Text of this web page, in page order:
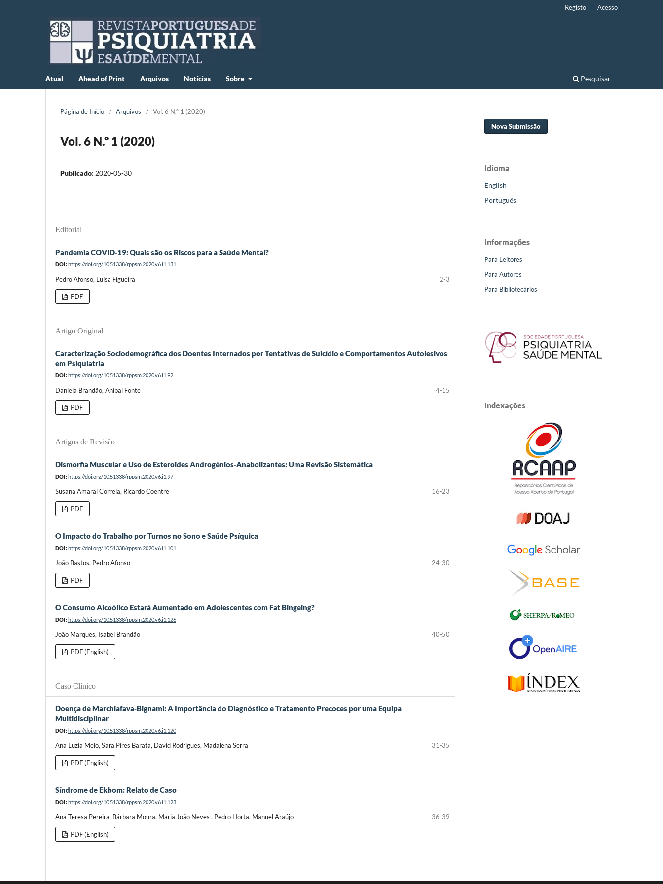
Atual Ahead of Print Arquivos Notícias Sobre Pesquisar
Registo Acesso
Página de Início / Arquivos / Vol. 6 N.º 1 (2020)
Vol. 6 N.º 1 (2020)
Publicado: 2020-05-30
Editorial
Pandemia COVID‐19: Quais são os Riscos para a Saúde Mental?
DOI:https://doi.org/10.51338/rppsm.2020.v6.i1.131
Pedro Afonso, Luísa Figueira 2-3
PDF
Artigo Original
Caracterização Sociodemográfica dos Doentes Internados por Tentativas de Suicídio e Comportamentos Autolesivos
em Psiquiatria
DOI:https://doi.org/10.51338/rppsm.2020.v6.i1.92
Daniela Brandão, Aníbal Fonte 4-15
PDF
Artigos de Revisão
Dismorfia Muscular e Uso de Esteroides Androgénios‑Anabolizantes: Uma Revisão Sistemática
DOI:https://doi.org/10.51338/rppsm.2020.v6.i1.97
Susana Amaral Correia, Ricardo Coentre 16-23
PDF
O Impacto do Trabalho por Turnos no Sono e Saúde Psíquica
DOI:https://doi.org/10.51338/rppsm.2020.v6.i1.101
João Bastos, Pedro Afonso 24-30
PDF
O Consumo Alcoólico Estará Aumentado em Adolescentes com Fat Bingeing?
DOI:https://doi.org/10.51338/rppsm.2020.v6.i1.126
João Marques, Isabel Brandão 40-50
PDF (English)
Caso Clínico
Doença de Marchiafava‑Bignami: A Importância do Diagnóstico e Tratamento Precoces por uma Equipa
Multidisciplinar
DOI:https://doi.org/10.51338/rppsm.2020.v6.i1.120
Ana Luzia Melo, Sara Pires Barata, David Rodrigues, Madalena Serra 31-35
PDF (English)
Síndrome de Ekbom: Relato de Caso
DOI:https://doi.org/10.51338/rppsm.2020.v6.i1.123
Ana Teresa Pereira, Bárbara Moura, Maria João Neves , Pedro Horta, Manuel Araújo 36-39
PDF (English)
Nova Submissão
Idioma
English
Português
Informações
Para Leitores
Para Autores
Para Bibliotecários
Indexações